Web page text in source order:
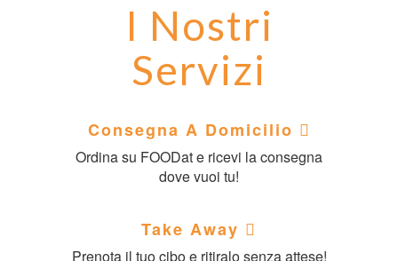
I Nostri
Servizi
Consegna A Domicilio
Ordina su FOODat e ricevi la consegna
dove vuoi tu!
Take Away
Prenota il tuo cibo e ritiralo senza attese!